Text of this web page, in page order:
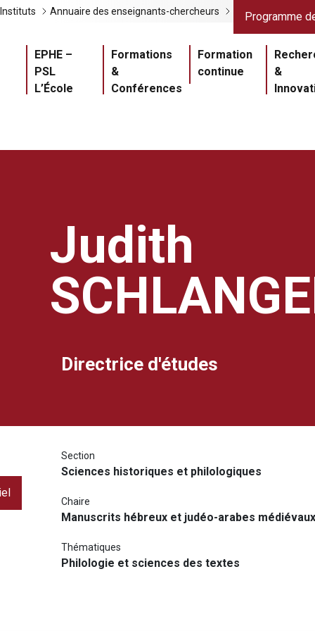
Navigation
EPHE –
PSL
L’École
Formations
&
Conférences
Formation
continue
&
Liens gris
Instituts Annuaire des enseignants-chercheurs Programme
Master
Judith
Directrice d'études
Section
Sciences historiques et philologiques
Chaire
Manuscrits hébreux et judéo-arabes médiévaux
Thématiques
Philologie et sciences des textes